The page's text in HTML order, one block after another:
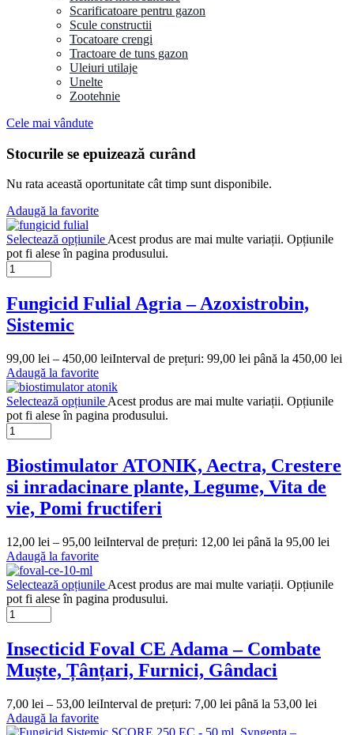
Scarificatoare pentru gazon
Scule constructii
Tocatoare crengi
Tractoare de tuns gazon
Uleiuri utilaje
Unelte
Zootehnie
Cele mai vândute
Stocurile se epuizează curând
Nu rata această oportunitate cât timp sunt disponibile.
Adaugă la favorite
Selectează opțiunile Acest produs are mai multe variații. Opțiunile
pot fi alese în pagina produsului.
Fungicid Fulial Agria – Azoxistrobin,
Sistemic
99,00 lei – 450,00 leiInterval de prețuri: 99,00 lei până la 450,00 lei
Adaugă la favorite
Selectează opțiunile Acest produs are mai multe variații. Opțiunile
pot fi alese în pagina produsului.
Biostimulator ATONIK, Aectra, Crestere
si inradacinare plante, Legume, Vita de
vie, Pomi fructiferi
12,00 lei – 95,00 leiInterval de prețuri: 12,00 lei până la 95,00 lei
Adaugă la favorite
Selectează opțiunile Acest produs are mai multe variații. Opțiunile
pot fi alese în pagina produsului.
Insecticid Foval CE Adama – Combate
Muște, Țânțari, Furnici, Gândaci
7,00 lei – 53,00 leiInterval de prețuri: 7,00 lei până la 53,00 lei
Adaugă la favorite